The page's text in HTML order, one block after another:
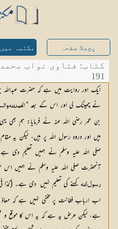
پچھلا صفحہ مکتبہ
کتاب: فتاوی نواب
191
ایک اور روایت میں ہے کہ حضرت
نے چھینک لی اور اس کے بعد " الحمدلله
آنحضرت صلی اللہ علیہ وسلم نے ہمیں اس
رسول الله کہنے کی تعلیم نہیں  دی ہے۔ (کذا فی
اب ارباب فطانت پر مخفی نہیں ہے کہ معاذ
ہے، لیکن عرض یہ ہے کہ یہ اس کا موقع و